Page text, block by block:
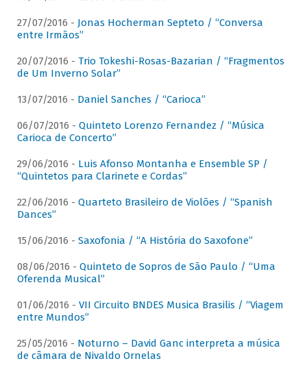
27/07/2016 - Jonas Hocherman Septeto / “Conversa
entre Irmãos”
20/07/2016 - Trio Tokeshi-Rosas-Bazarian / “Fragmentos
de Um Inverno Solar”
13/07/2016 - Daniel Sanches / “Carioca”
06/07/2016 - Quinteto Lorenzo Fernandez / “Música
Carioca de Concerto”
29/06/2016 - Luis Afonso Montanha e Ensemble SP /
“Quintetos para Clarinete e Cordas”
22/06/2016 - Quarteto Brasileiro de Violões / “Spanish
Dances”
15/06/2016 - Saxofonia / “A História do Saxofone”
08/06/2016 - Quinteto de Sopros de São Paulo / “Uma
Oferenda Musical”
01/06/2016 - VII Circuito BNDES Musica Brasilis / “Viagem
entre Mundos”
25/05/2016 - Noturno – David Ganc interpreta a música
de câmara de Nivaldo Ornelas